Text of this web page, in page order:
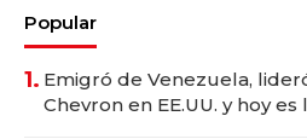
Popular
1. Emigró de Venezuela,
Chevron en EE.UU. y hoy